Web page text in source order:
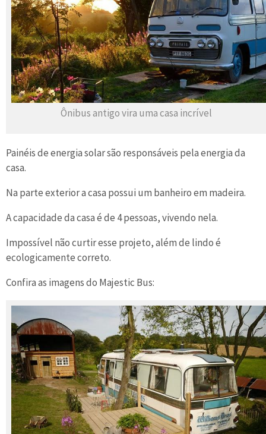
Ônibus antigo vira uma casa incrível
Painéis de energia solar são responsáveis pela energia da
casa.
Na parte exterior a casa possui um banheiro em madeira.
A capacidade da casa é de 4 pessoas, vivendo nela.
Impossível não curtir esse projeto, além de lindo é
ecologicamente correto.
Confira as imagens do Majestic Bus: